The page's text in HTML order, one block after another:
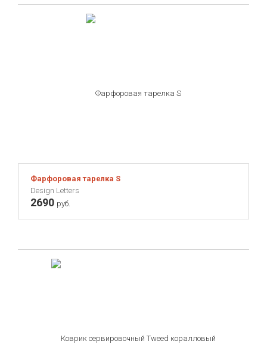
Фарфоровая тарелка S
Design Letters
2690 руб.